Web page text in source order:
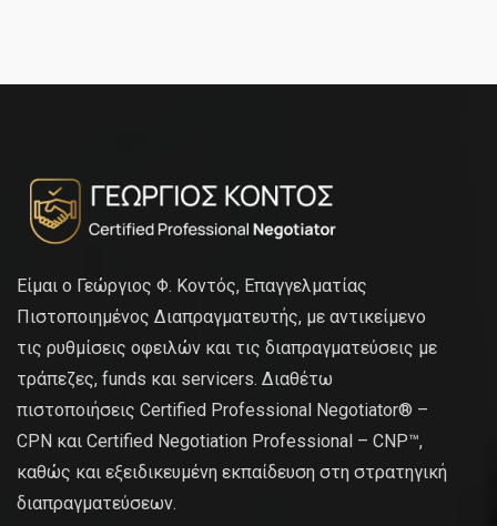
Είμαι ο Γεώργιος Φ. Κοντός, Επαγγελματίας
Πιστοποιημένος Διαπραγματευτής, με αντικείμενο
τις ρυθμίσεις οφειλών και τις διαπραγματεύσεις με
τράπεζες, funds και servicers. Διαθέτω
πιστοποιήσεις Certified Professional Negotiator® –
CPN και Certified Negotiation Professional – CNP™,
καθώς και εξειδικευμένη εκπαίδευση στη στρατηγική
διαπραγματεύσεων.